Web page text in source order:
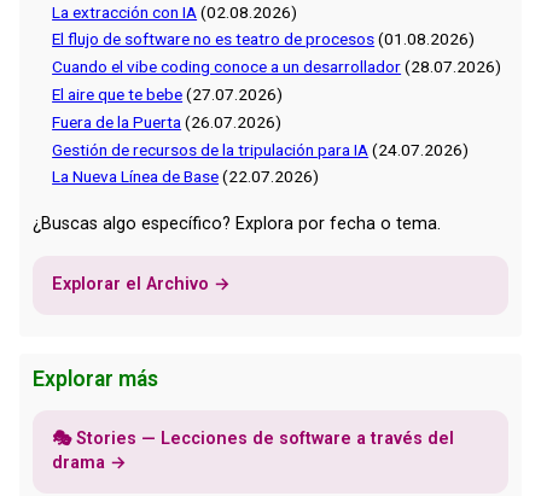
La extracción con IA (02.08.2026)
El flujo de software no es teatro de procesos(01.08.2026)
Cuando el vibe coding conoce a un desarrollador(28.07.2026)
El aire que te bebe(27.07.2026)
Fuera de la Puerta (26.07.2026)
Gestión de recursos de la tripulación para IA (24.07.2026)
La Nueva Línea de Base(22.07.2026)
¿Buscas algo específico? Explora por fecha o tema.
Explorar el Archivo →
Explorar más
🎭 Stories — Lecciones de software a través del
drama →